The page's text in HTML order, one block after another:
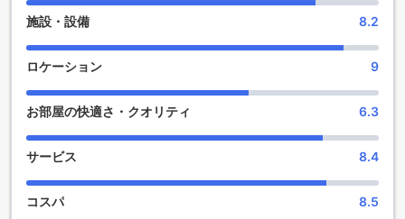
しめます。現地の特産品や手作りの工芸品など、個性的な商
品が揃っています。また、庭園では自然の美しさを満喫する
ことができます。花々や緑の中で散歩したり、静かな場所で
読書したりすることができます。
施設は、滞在をより一層楽しく、充実したものにするための
魅力的なオプションです。ショップでのお買い物や庭園での
リラックスは、忙しい旅の合間にぴったりのアクティビティ
です。ぜひ、お客様自身で体験してみてください。
便利な設備が充実したマイフラワーグランドホテルコラート
施設・設備 8.2
ロケーション 9
お部屋の快適さ・クオリティ 6.3
サービス 8.4
コスパ 8.5